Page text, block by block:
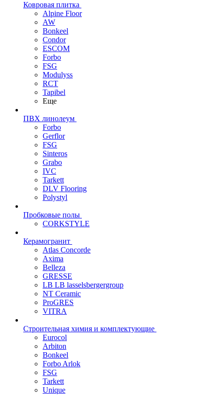
Ковровая плитка
Alpine Floor
AW
Bonkeel
Condor
ESCOM
Forbo
FSG
Modulyss
RCT
Tapibel
Еще
ПВХ линолеум
Forbo
Gerflor
FSG
Sinteros
Grabo
IVC
Tarkett
DLV Flooring
Polystyl
Пробковые полы
CORKSTYLE
Керамогранит
Atlas Concorde
Axima
Belleza
GRESSE
LB LB lasselsbergergroup
NT Ceramic
ProGRES
VITRA
Строительная химия и комплектующие
Eurocol
Arbiton
Bonkeel
Forbo Arlok
FSG
Tarkett
Unique